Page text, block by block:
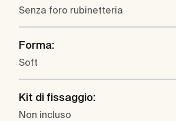
Senza foro rubinetteria
Forma:
Soft
Kit di fissaggio:
Non incluso